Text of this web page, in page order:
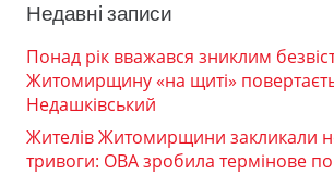
Недавні записи
Понад рік вважався зниклим
Житомирщину «на щиті»
Недашківський
Жителів Житомирщини закликали
тривоги: ОВА зробила термінове